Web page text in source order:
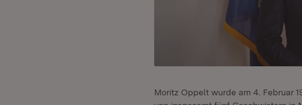
Moritz Oppelt wurde am 4. Februar